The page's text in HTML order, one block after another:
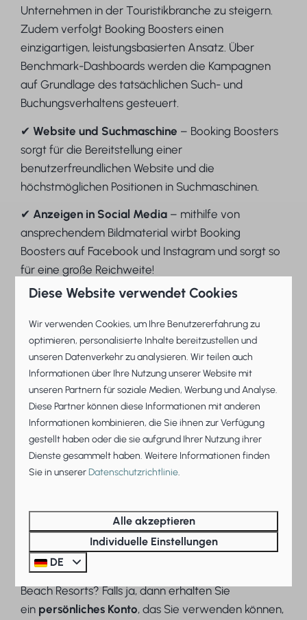
Unternehmen in der Touristikbranche zu steigern.
Zudem verfolgt Booking Boosters einen
einzigartigen, leistungsbasierten Ansatz. Über
Benchmark-Dashboards werden die Kampagnen
auf Grundlage des tatsächlichen Such- und
Buchungsverhaltens gesteuert.
✔Website und Suchmaschine – Booking Boosters
sorgt für die Bereitstellung einer
benutzerfreundlichen Website und die
höchstmöglichen Positionen in Suchmaschinen.
✔ Anzeigen in Social Media – mithilfe von
ansprechendem Bildmaterial wirbt Booking
Boosters auf Facebook und Instagram und sorgt so
für eine große Reichweite!
✔Google Ads– Ihre Unterkunft ist in Google
Suchbegriffen sichtbar.
✔Affiliate-Marketing– Ihr Zweithaus erhält noch
mehr Sichtbarkeit durch Drittpartner, die Beach
Resorts bewerben möchten.
✦ Sie haben Kontrolle über
Ihre Villa oder Wohnung
Sind Sie Besitzer einer Villa oder einer Wohnung bei
Beach Resorts? Falls ja, dann erhalten Sie
ein persönliches Konto, das Sie verwenden können,
Diese Website verwendet Cookies
Wir verwenden Cookies, um Ihre Benutzererfahrung zu
optimieren, personalisierte Inhalte bereitzustellen und
unseren Datenverkehr zu analysieren. Wir teilen auch
Informationen über Ihre Nutzung unserer Website mit
unseren Partnern für soziale Medien, Werbung und Analyse.
Diese Partner können diese Informationen mit anderen
Informationen kombinieren, die Sie ihnen zur Verfügung
gestellt haben oder die sie aufgrund Ihrer Nutzung ihrer
Dienste gesammelt haben. Weitere Informationen finden
Sie in unsererDatenschutzrichtlinie.
Alle akzeptieren
Individuelle Einstellungen
DE